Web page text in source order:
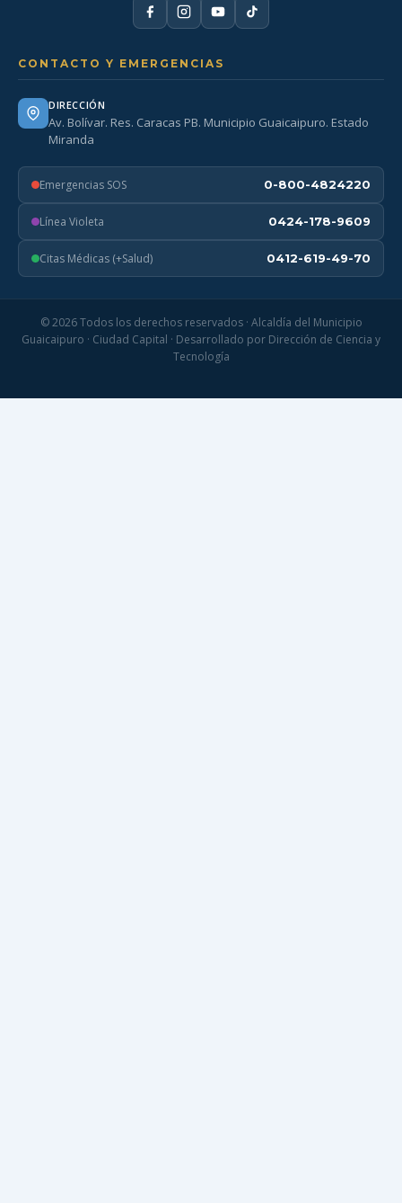
CONTACTO Y EMERGENCIAS
DIRECCIÓN
Av. Bolívar. Res. Caracas PB. Municipio Guaicaipuro. Estado
Miranda
Emergencias SOS 0-800-4824220
Línea Violeta 0424-178-9609
Citas Médicas (+Salud) 0412-619-49-70
© 2026 Todos los derechos reservados · Alcaldía del Municipio
Guaicaipuro · Ciudad Capital · Desarrollado por Dirección de Ciencia y
Tecnología